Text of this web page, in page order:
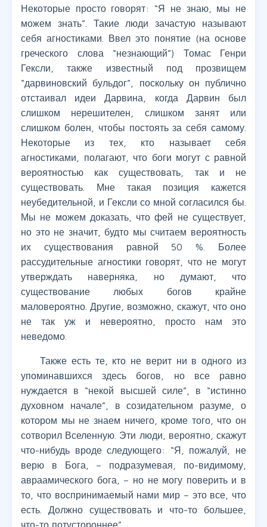
Некоторые просто говорят: “Я не знаю, мы не
можем знать”. Такие люди зачастую называют
себя агностиками. Ввел это понятие (на основе
греческого слова “незнающий”) Томас Генри
Гексли, также известный под прозвищем
“дарвиновский бульдог”, поскольку он публично
отстаивал идеи Дарвина, когда Дарвин был
слишком нерешителен, слишком занят или
слишком болен, чтобы постоять за себя самому.
Некоторые из тех, кто называет себя
агностиками, полагают, что боги могут с равной
вероятностью как существовать, так и не
существовать. Мне такая позиция кажется
неубедительной, и Гексли со мной согласился бы.
Мы не можем доказать, что фей не существует,
но это не значит, будто мы считаем вероятность
их существования равной 50 %. Более
рассудительные агностики говорят, что не могут
утверждать наверняка, но думают, что
существование любых богов крайне
маловероятно. Другие, возможно, скажут, что оно
не так уж и невероятно, просто нам это
неведомо.
Также есть те, кто не верит ни в одного из
упоминавшихся здесь богов, но все равно
нуждается в “некой высшей силе”, в “истинно
духовном начале”, в созидательном разуме, о
котором мы не знаем ничего, кроме того, что он
сотворил Вселенную. Эти люди, вероятно, скажут
что-нибудь вроде следующего: “Я, пожалуй, не
верю в Бога, – подразумевая, по-видимому,
авраамического бога, – но не могу поверить и в
то, что воспринимаемый нами мир – это все, что
есть. Должно существовать и что-то большее,
что-то потустороннее”.